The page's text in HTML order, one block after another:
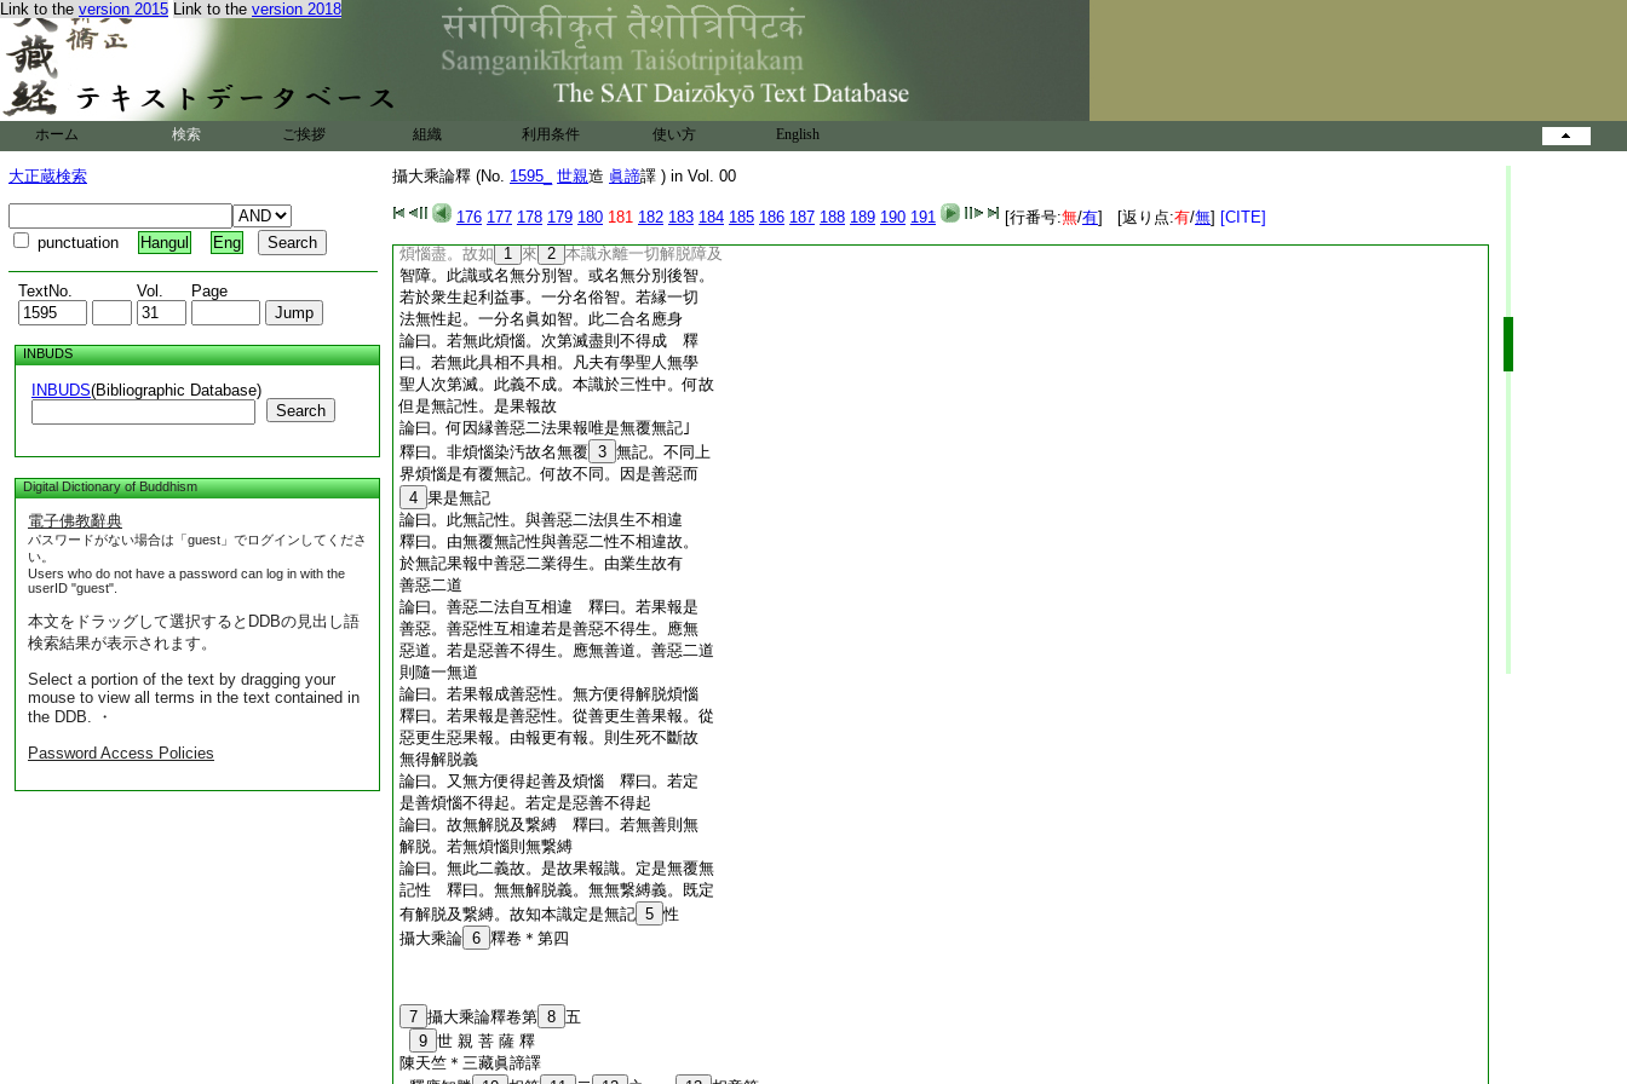
Link to the version 2015 Link to the version 2018
ホーム 検索 ご挨拶 組織 利用条件 使い方 English
大正蔵検索
punctuation Hangul Eng
TextNo. Vol. Page
INBUDS
INBUDS(Bibliographic Database)
Search
Digital Dictionary of Buddhism
電子佛教辭典
パスワードがない場合は「guest」でログインしてくださ
い。
Users who do not have a password can log in with the
userID "guest".
本文をドラッグして選択するとDDBの見出し語
検索結果が表示されます。
Select a portion of the text by dragging your
mouse to view all terms in the text contained in
the DDB. ・
Password Access Policies
攝大乘論釋 (No. 1595_ 世親造 眞諦譯 ) in Vol. 00
176 177 178 179 180 181 182 183 184 185 186 187 188 189 190 191 [行番号:無/有] [返り点:有/無] [CITE]
欲界衆生。具三煩惱故名具相
論曰。若得世間離欲。有損害相 釋曰。若衆
生離欲欲色界。肉心煩惱具足。皮煩惱有漸
被損害義。此二約凡夫
論曰。若有學聲聞及諸菩薩。有一分滅離相
被損
何以故。阿羅漢獨覺單滅惑障。如來雙滅惑
智二障 釋曰。阿羅漢獨覺但滅離見修二
道所破惑盡。故無解脱障。如來
14 具滅離三
煩惱盡。故如
1 來 2 本識永離一切解脱障及
智障。此識或名無分別智。或名無分別後智。
若於衆生起利益事。一分名俗智。若縁一切
法無性起。一分名眞如智。此二合名應身
論曰。若無此煩惱。次第滅盡則不得成 釋
曰。若無此具相不具相。凡夫有學聖人無學
聖人次第滅。此義不成。本識於三性中。何故
但是無記性。是果報故
論曰。何因縁善惡二法果報唯是無覆無記｣
釋曰。非煩惱染汚故名無覆 3 無記。不同上
界煩惱是有覆無記。何故不同。因是善惡而
4 果是無記
論曰。此無記性。與善惡二法倶生不相違
釋曰。由無覆無記性與善惡二性不相違故。
於無記果報中善惡二業得生。由業生故有
善惡二道
論曰。善惡二法自互相違 釋曰。若果報是
善惡。善惡性互相違若是善惡不得生。應無
惡道。若是惡善不得生。應無善道。善惡二道
則隨一無道
論曰。若果報成善惡性。無方便得解脱煩惱
釋曰。若果報是善惡性。從善更生善果報。從
惡更生惡果報。由報更有報。則生死不斷故
無得解脱義
論曰。又無方便得起善及煩惱 釋曰。若定
是善煩惱不得起。若定是惡善不得起
論曰。故無解脱及繋縛 釋曰。若無善則無
解脱。若無煩惱則無繋縛
論曰。無此二義故。是故果報識。定是無覆無
記性 釋曰。無無解脱義。無無繋縛義。既定
有解脱及繋縛。故知本識定是無記 5 性
攝大乘論 6 釋卷＊第四
7 攝大乘論釋卷第 8 五
9 世 親 菩 薩 釋
陳天竺＊三藏眞諦譯